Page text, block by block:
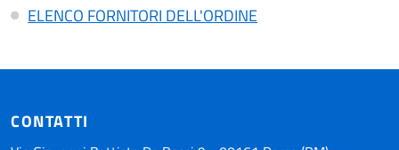
ELENCO FORNITORI DELL'ORDINE
CONTATTI